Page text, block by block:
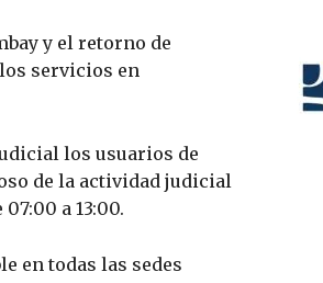
y el retorno de
servicios en
los usuarios de
de la actividad judicial
a 13:00.
en todas las sedes